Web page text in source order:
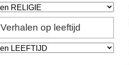
Verhalen op leeftijd